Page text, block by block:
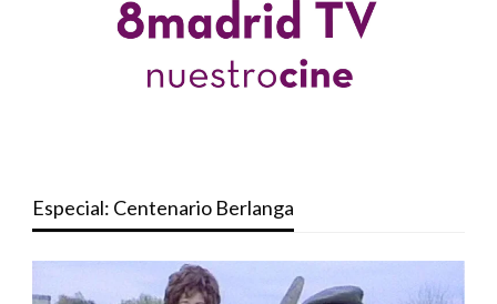
Especial: Centenario Berlanga